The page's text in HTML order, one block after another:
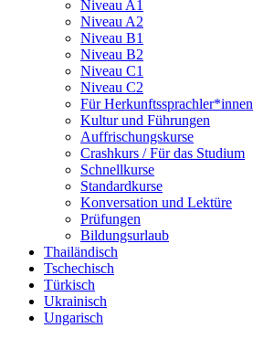
Niveau A1
Niveau A2
Niveau B1
Niveau B2
Niveau C1
Niveau C2
Für Herkunftssprachler*innen
Kultur und Führungen
Auffrischungskurse
Crashkurs / Für das Studium
Schnellkurse
Standardkurse
Konversation und Lektüre
Prüfungen
Bildungsurlaub
Thailändisch
Tschechisch
Türkisch
Ukrainisch
Ungarisch